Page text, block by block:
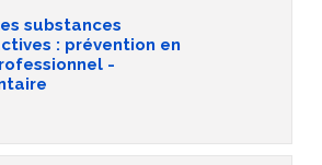
substances
: prévention en
-